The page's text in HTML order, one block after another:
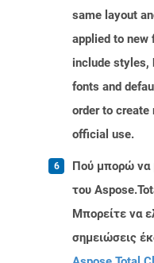
same layout
applied to new
include styles,
fonts and
order to
official use.
Πού μπορώ να
του
Μπορείτε να
σημειώσεις